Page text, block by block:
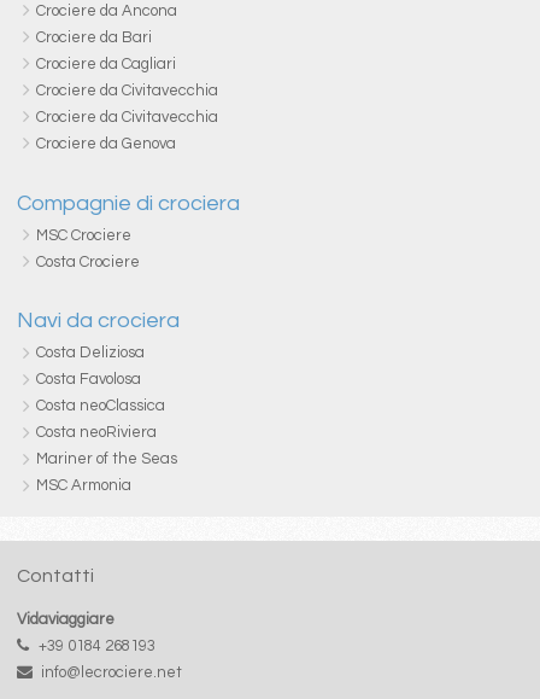
Crociere da Ancona
Crociere da Bari
Crociere da Cagliari
Crociere da Civitavecchia
Crociere da Civitavecchia
Crociere da Genova
Compagnie di crociera
MSC Crociere
Costa Crociere
Navi da crociera
Costa Deliziosa
Costa Favolosa
Costa neoClassica
Costa neoRiviera
Mariner of the Seas
MSC Armonia
Contatti
Vidaviaggiare
+39 0184 268193
info@lecrociere.net